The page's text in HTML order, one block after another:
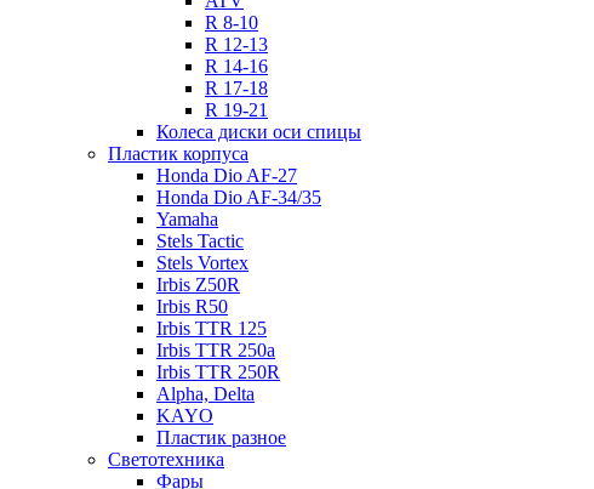
R 8-10
R 12-13
R 14-16
R 17-18
R 19-21
Колеса диски оси спицы
Пластик корпуса
Honda Dio AF-27
Honda Dio AF-34/35
Yamaha
Stels Tactic
Stels Vortex
Irbis Z50R
Irbis R50
Irbis TTR 125
Irbis TTR 250a
Irbis TTR 250R
Alpha, Delta
KAYO
Пластик разное
Светотехника
Фары